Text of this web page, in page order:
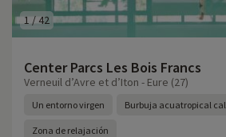
1/42
Center Parcs Les Bois Francs
Verneuil d’Avre et d’Iton - Eure (27)
Un entorno virgen Burbuja acuatropical
Zona de relajación